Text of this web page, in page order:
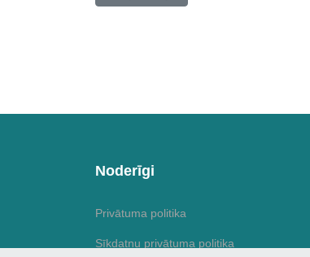
Noderīgi
Privātuma politika
Sīkdatņu privātuma politika